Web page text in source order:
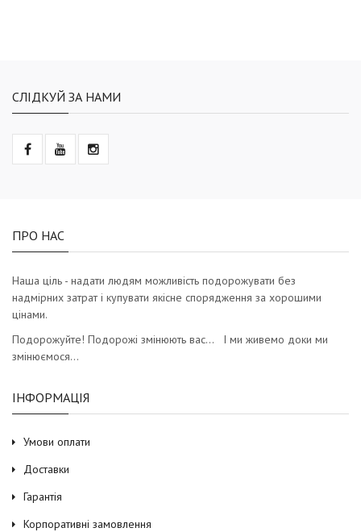
СЛІДКУЙ ЗА НАМИ
ПРО НАС
Наша ціль - надати людям можливість подорожувати без
надмірних затрат і купувати якісне спорядження за хорошими
цінами.
Подорожуйте! Подорожі змінюють вас… І ми живемо доки ми
змінюємося…
ІНФОРМАЦІЯ
Умови оплати
Доставки
Гарантія
Корпоративні замовлення